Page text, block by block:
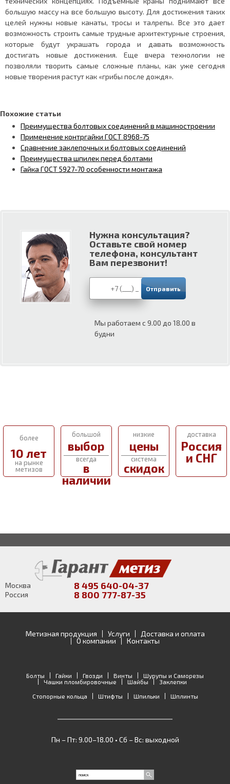
большую массу на все большую высоту. Для достижения таких
целей нужны новые канаты, тросы и талрепы. Все это дает
возможность строить самые трудные архитектурные строения,
которые будут украшать города и давать возможность
достигать новые достижения. Еще вчера технологии не
позволяли творить самые сложные планы, как уже сегодня
новые творения растут как «грибы после дождя».
Похожие статьи
Преимущества болтовых соединений в машиностроении
Применение контргайки ГОСТ 8968-75
Сравнение заклепочных и болтовых соединений
Преимущества шпилек перед болтами
Гайка ГОСТ 5927-70 особенности монтажа
Нужна консультация?
Оставьте свой номер
телефона, консультант
Вам перезвонит!
Мы работаем с 9.00 до 18.00 в
будни
более
10 лет
на рынке
метизов
большой
выбор
всегда
в
наличии
низкие
цены
система
скидок
доставка
Россия
и СНГ
Москва 8 495 640-04-37
Россия 8 800 777-87-35
Метизная продукция Услуги
Доставка и оплата
О компании
Контакты
Болты Гайки Гвозди Винты
Шурупы и Саморезы
Чашки пломбировочные
Шайбы
Заклепки
Стопорные кольца
Штифты Шпильки Шплинты
Пн – Пт: 9.00–18.00 • Сб – Вс: выходной